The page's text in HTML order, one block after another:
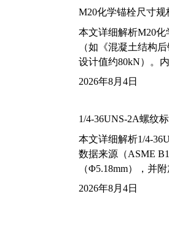
M20化学锚栓尺寸
本文详细解析M20
（如《混凝土结构
设计值约80kN）。
2026年8月4日
1/4-36UNS-2A螺纹
本文详细解析1/4-
数据来源（ASME
（Φ5.18mm），并
2026年8月4日